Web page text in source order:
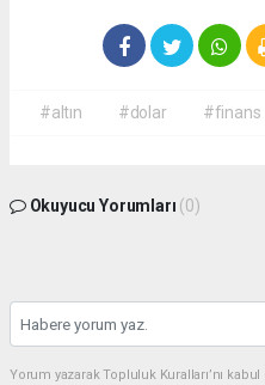
#altın #dolar #finans
Okuyucu Yorumları (0)
Yorum yazarak Topluluk Kuralları’nı